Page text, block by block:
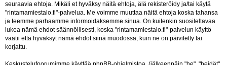
seuraavia ehtoja. Mikäli et hyväksy näitä ehtoja, älä rekisteröidy ja/tai käytä
"rintamamiestalo.fi"-palvelua. Me voimme muuttaa näitä ehtoja koska tahansa
ja teemme parhaamme informoidaksemme sinua. On kuitenkin suositeltavaa
lukea nämä ehdot säännöllisesti, koska "rintamamiestalo.fi"-palvelun käyttö
vaatii että hyväksyt nämä ehdot siinä muodossa, kuin ne on päivitetty tai
korjattu.